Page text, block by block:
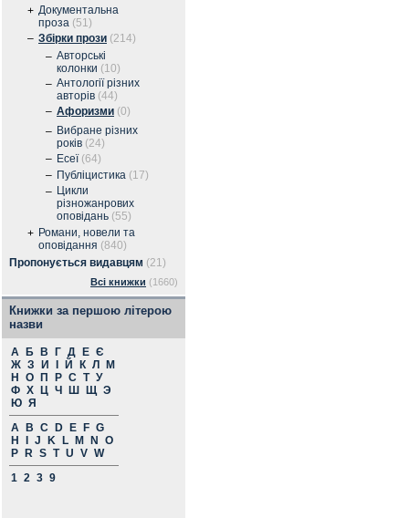
+ Документальна
проза (51)
– Збірки прози (214)
– Авторські
колонки (10)
– Антології різних
авторів (44)
– Афоризми (0)
– Вибране різних
років (24)
– Есеї (64)
– Публіцистика (17)
– Цикли
різножанрових
оповідань (55)
+ Романи, новели та
оповідання (840)
Пропонується видавцям (21)
Всі книжки (1660)
Книжки за першою літерою
назви
А Б В Г Д Е Є
Ж З И Й К Л
М
Н
О П Р С Т У
Ф Х Ц Ч Ш Щ Э
Ю Я
A
B C D E F G
H
J K L M N
O
P
R S T U V W
1 2 3 9